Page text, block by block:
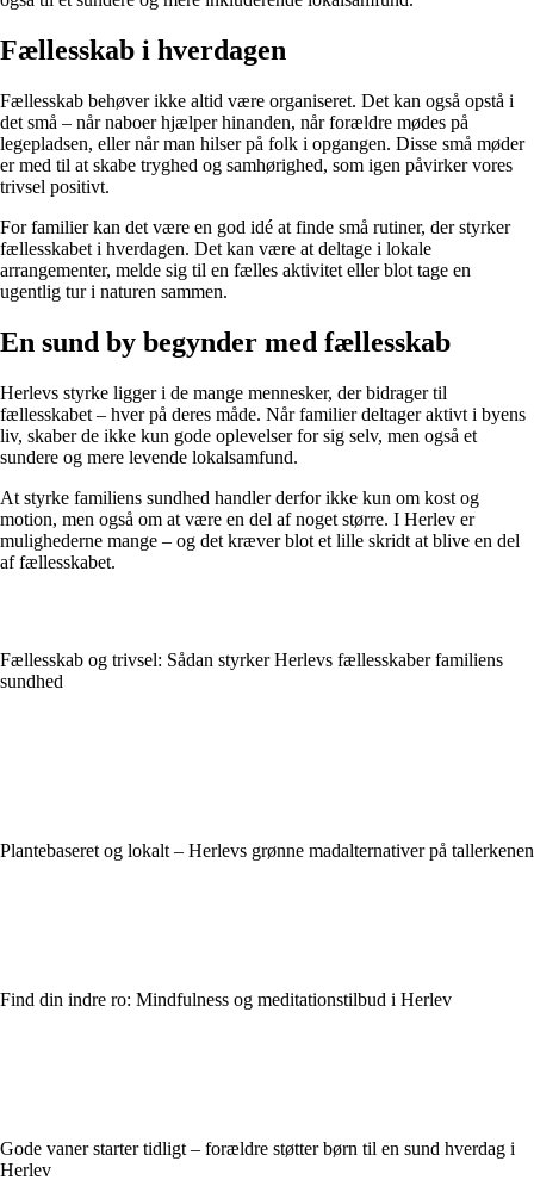
Fællesskab i hverdagen
Fællesskab behøver ikke altid være organiseret. Det kan også opstå i
det små – når naboer hjælper hinanden, når forældre mødes på
legepladsen, eller når man hilser på folk i opgangen. Disse små møder
er med til at skabe tryghed og samhørighed, som igen påvirker vores
trivsel positivt.
For familier kan det være en god idé at finde små rutiner, der styrker
fællesskabet i hverdagen. Det kan være at deltage i lokale
arrangementer, melde sig til en fælles aktivitet eller blot tage en
ugentlig tur i naturen sammen.
En sund by begynder med fællesskab
Herlevs styrke ligger i de mange mennesker, der bidrager til
fællesskabet – hver på deres måde. Når familier deltager aktivt i byens
liv, skaber de ikke kun gode oplevelser for sig selv, men også et
sundere og mere levende lokalsamfund.
At styrke familiens sundhed handler derfor ikke kun om kost og
motion, men også om at være en del af noget større. I Herlev er
mulighederne mange – og det kræver blot et lille skridt at blive en del
af fællesskabet.
Fællesskab og trivsel: Sådan styrker Herlevs fællesskaber familiens
sundhed
Plantebaseret og lokalt – Herlevs grønne madalternativer på tallerkenen
Find din indre ro: Mindfulness og meditationstilbud i Herlev
Gode vaner starter tidligt – forældre støtter børn til en sund hverdag i
Herlev